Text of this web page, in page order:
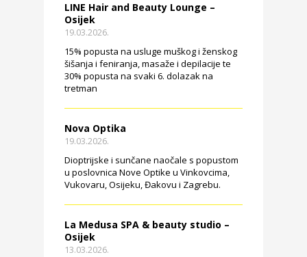
LINE Hair and Beauty Lounge –
Osijek
19.03.2026.
15% popusta na usluge muškog i ženskog
šišanja i feniranja, masaže i depilacije te
30% popusta na svaki 6. dolazak na
tretman
Nova Optika
19.03.2026.
Dioptrijske i sunčane naočale s popustom
u poslovnica Nove Optike u Vinkovcima,
Vukovaru, Osijeku, Đakovu i Zagrebu.
La Medusa SPA & beauty studio –
Osijek
13.03.2026.